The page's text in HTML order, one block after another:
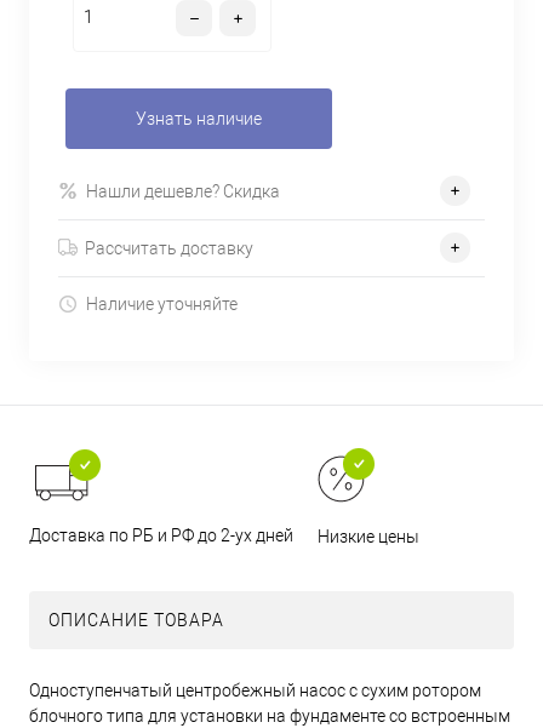
Узнать наличие
Нашли дешевле? Скидка
Рассчитать доставку
Наличие уточняйте
Доставка по РБ и РФ до 2-ух дней Низкие цены
ОПИСАНИЕ ТОВАРА
Одноступенчатый центробежный насос с сухим ротором
блочного типа для установки на фундаменте со встроенным